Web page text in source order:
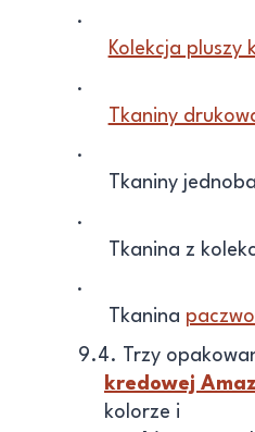
·
Kolekcja pluszy
·
Tkaniny
·
Tkaniny
·
Tkanina z
·
Tkanina
9.4. Trzy
kredowej
kolorze i